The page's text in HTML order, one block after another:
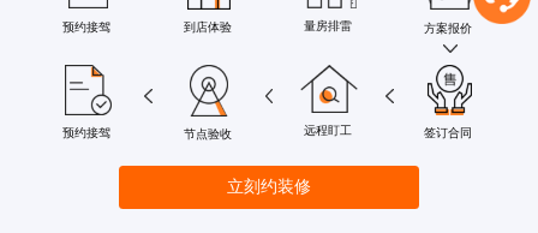
预约接驾 到店体验 量房排雷 方案报价
预约接驾 节点验收 远程盯工 签订合同
立刻约装修